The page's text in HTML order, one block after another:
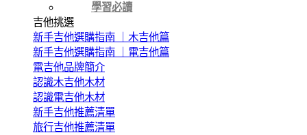
學習必讀
吉他挑選
新手吉他選購指南 ｜木吉他篇
新手吉他選購指南 ｜電吉他篇
電吉他品牌簡介
認識木吉他木材
認識電吉他木材
新手吉他推薦清單
旅行吉他推薦清單